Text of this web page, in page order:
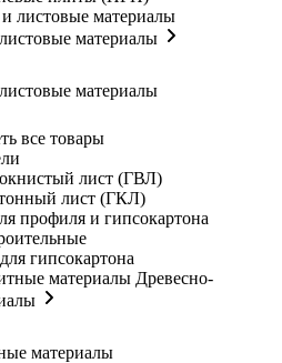
материалы
материалы
все товары
лист (ГВЛ)
лист (ГКЛ)
профиля и гипсокартона
гипсокартона
Древесно-
материалы